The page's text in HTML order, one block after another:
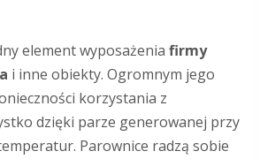
element wyposażenia firmy
i inne obiekty. Ogromnym jego
korzystania z
dzięki parze generowanej przy
Parownice radzą sobie